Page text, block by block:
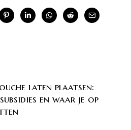
laten plaatsen:
en waar je op